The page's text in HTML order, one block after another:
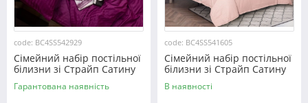
code: BC4SS542929
Сімейний набір постільної
білизни зі Страйп Сатину
№542929 KRISPOL™
Гарантована наявність
code: BC4SS541605
Сімейний набір постільної
білизни зі Страйп Сатину
№541605 KRISPOL™
В наявності